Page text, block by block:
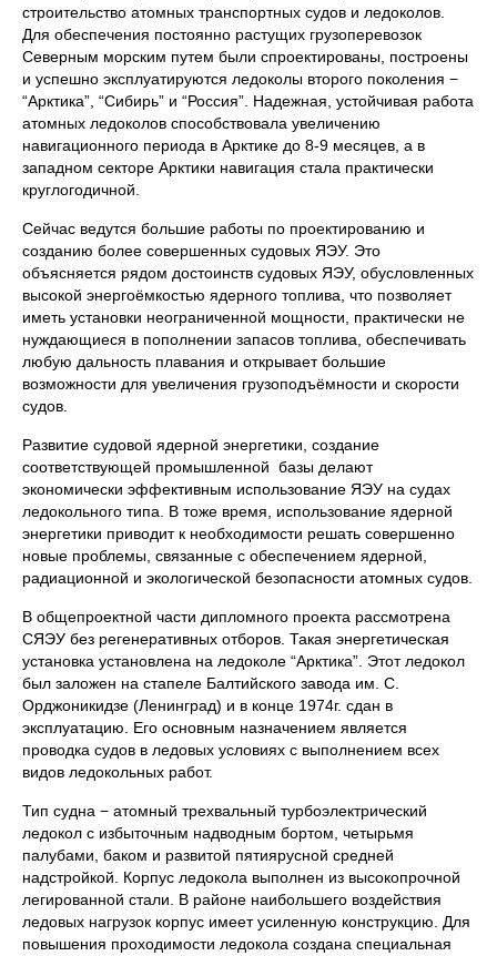
строительство атомных транспортных судов и ледоколов.
Для обеспечения постоянно растущих грузоперевозок
Северным морским путем были спроектированы, построены
и успешно эксплуатируются ледоколы второго поколения −
“Арктика”, “Сибирь” и “Россия”. Надежная, устойчивая работа
атомных ледоколов способствовала увеличению
навигационного периода в Арктике до 8-9 месяцев, а в
западном секторе Арктики навигация стала практически
круглогодичной.
Сейчас ведутся большие работы по проектированию и
созданию более совершенных судовых ЯЭУ. Это
объясняется рядом достоинств судовых ЯЭУ, обусловленных
высокой энергоёмкостью ядерного топлива, что позволяет
иметь установки неограниченной мощности, практически не
нуждающиеся в пополнении запасов топлива, обеспечивать
любую дальность плавания и открывает большие
возможности для увеличения грузоподъёмности и скорости
судов.
Развитие судовой ядерной энергетики, создание
соответствующей промышленной базы делают
экономически эффективным использование ЯЭУ на судах
ледокольного типа. В тоже время, использование ядерной
энергетики приводит к необходимости решать совершенно
новые проблемы, связанные с обеспечением ядерной,
радиационной и экологической безопасности атомных судов.
В общепроектной части дипломного проекта рассмотрена
СЯЭУ без регенеративных отборов. Такая энергетическая
установка установлена на ледоколе “Арктика”. Этот ледокол
был заложен на стапеле Балтийского завода им. С.
Орджоникидзе (Ленинград) и в конце 1974г. сдан в
эксплуатацию. Его основным назначением является
проводка судов в ледовых условиях с выполнением всех
видов ледокольных работ.
Тип судна − атомный трехвальный турбоэлектрический
ледокол с избыточным надводным бортом, четырьмя
палубами, баком и развитой пятиярусной средней
надстройкой. Корпус ледокола выполнен из высокопрочной
легированной стали. В районе наибольшего воздействия
ледовых нагрузок корпус имеет усиленную конструкцию. Для
повышения проходимости ледокола создана специальная